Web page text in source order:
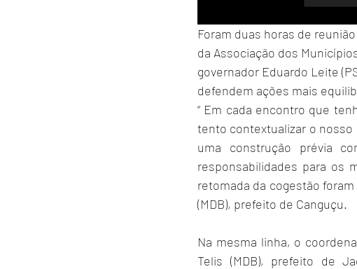
Foram duas horas de
da Associação dos
governador Eduardo Leite
defendem ações mais
“ Em cada encontro que
tento contextualizar o
uma construção prévia
responsabilidades para os
retomada da cogestão
(MDB), prefeito de Canguçu.
Na mesma linha, o
Telis (MDB), prefeito de